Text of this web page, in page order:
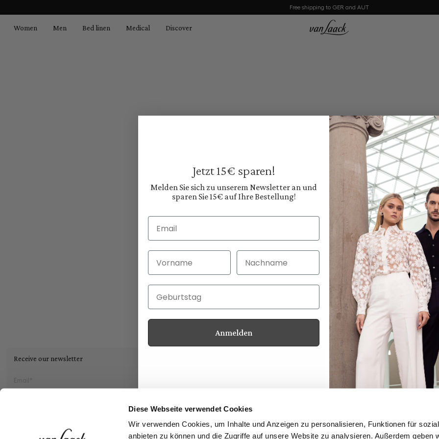
Diese Webseite verwendet Cookies
Wir verwenden Cookies, um Inhalte und Anzeigen zu personalisieren, Funktionen für
anbieten zu können und die Zugriffe auf unsere Website zu analysieren. Außerdem geben
Free shipping to GER and AUT
Women Men Bed linen Medical Discover
Receive our newsletter Customer service
Newsletter
Dealer Login
Jetzt 15€ sparen!
Melden Sie sich zu unserem Newsletter an und
sparen Sie 15€ auf Ihre Bestellung!
Email
Vorname Nachname
Geburtstag
Anmelden